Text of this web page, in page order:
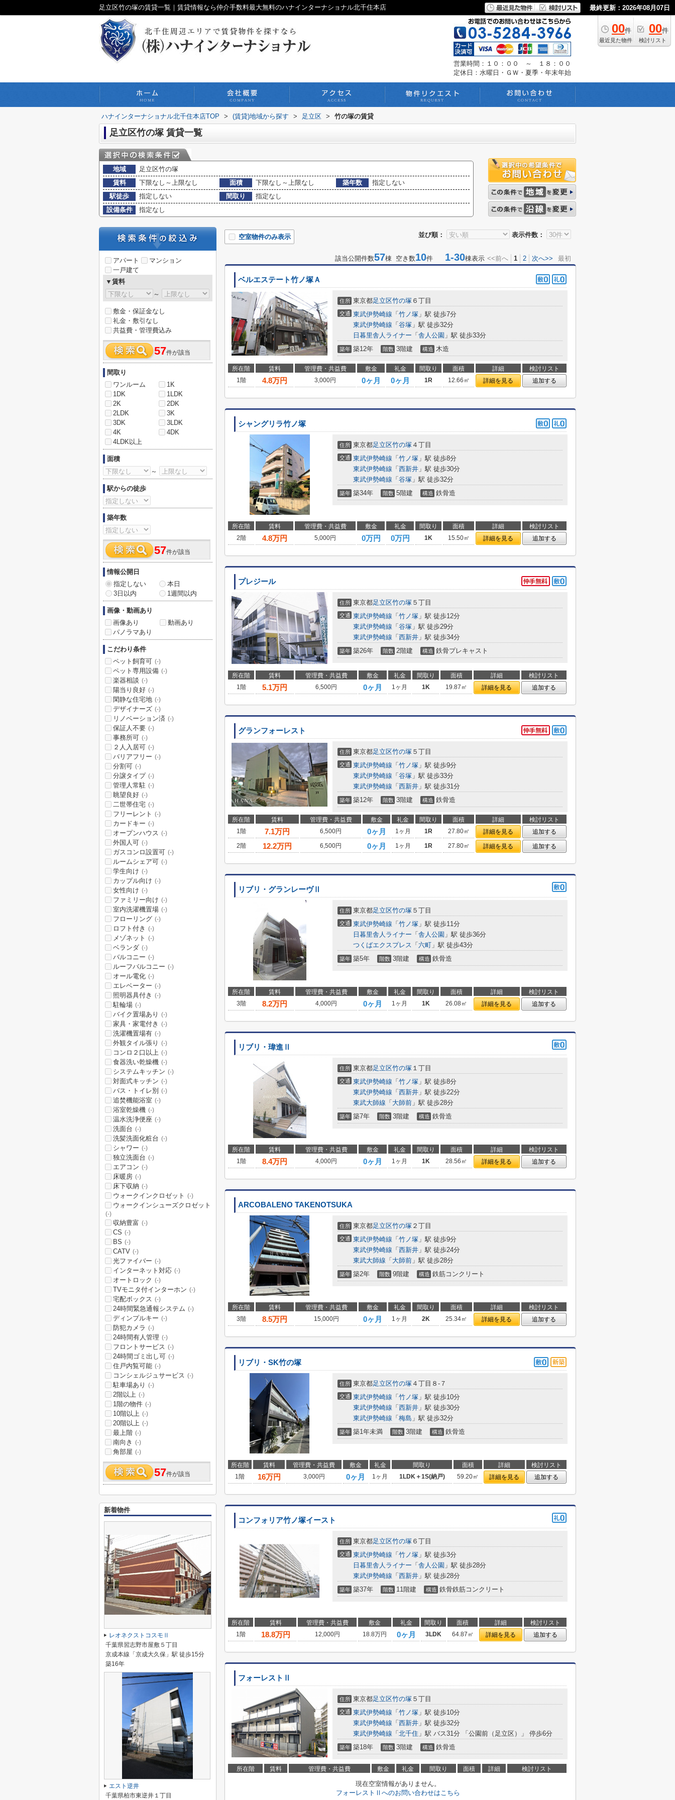
足立区竹の塚の賃貸一覧｜賃貸情報なら仲介手数料最大無料のハナインターナショナル北千住本店 最終更新：2026年08月07日
00件
最近見た物件
00件
検討リスト
営業時間：１０：００ ～ １８：００
定休日：水曜日・ＧＷ・夏季・年末年始
ハナインターナショナル北千住本店TOP > (賃貸)地域から探す > 足立区 > 竹の塚の賃貸
足立区竹の塚 賃貸一覧
地域
足立区竹の塚
賃料
下限なし～上限なし 面積 下限なし～上限なし 築年数
指定しない
駅徒歩
指定しない 間取り
指定なし
設備条件
指定なし
並び順： 表示件数：
空室物件のみ表示
該当公開件数57棟 空き数10件 1-30棟表示 <<前へ 1 2 次へ>> 最初
ベルエステート竹ノ塚Ａ
住所 東京都足立区竹の塚 ６丁目
交通 東武伊勢崎線 「 竹ノ塚 」駅 徒歩7分
東武伊勢崎線 「 谷塚 」駅 徒歩32分
日暮里舎人ライナー 「 舎人公園 」駅 徒歩33分
築年 築12年 階数 3階建 構造 木造
所在階 賃料 管理費・共益費 敷金 礼金 間取り 面積 詳細
検討リスト
1階
4.8万円 3,000円 0ヶ月 0ヶ月 1R 12.66㎡ 詳細を見る 追加する
シャングリラ竹ノ塚
住所 東京都足立区竹の塚 ４丁目
交通 東武伊勢崎線 「 竹ノ塚 」駅 徒歩8分
東武伊勢崎線 「 西新井 」駅 徒歩30分
東武伊勢崎線 「 谷塚 」駅 徒歩32分
築年 築34年 階数 5階建 構造 鉄骨造
所在階 賃料 管理費・共益費 敷金 礼金 間取り 面積 詳細
検討リスト
2階
4.8万円 5,000円 0万円 0万円 1K 15.50㎡ 詳細を見る 追加する
プレジール
住所 東京都足立区竹の塚 ５丁目
交通 東武伊勢崎線 「 竹ノ塚 」駅 徒歩12分
東武伊勢崎線 「 谷塚 」駅 徒歩29分
東武伊勢崎線 「 西新井 」駅 徒歩34分
築年 築26年 階数 2階建 構造 鉄骨プレキャスト
所在階 賃料 管理費・共益費 敷金 礼金 間取り 面積 詳細
検討リスト
1階
5.1万円 6,500円 0ヶ月 1ヶ月 1K 19.87㎡ 詳細を見る 追加する
グランフォーレスト
住所 東京都足立区竹の塚 ５丁目
交通 東武伊勢崎線 「 竹ノ塚 」駅 徒歩9分
東武伊勢崎線 「 谷塚 」駅 徒歩33分
東武伊勢崎線 「 西新井 」駅 徒歩31分
築年 築12年 階数 3階建 構造 鉄骨造
所在階 賃料 管理費・共益費 敷金 礼金 間取り 面積 詳細
検討リスト
1階
7.1万円 6,500円 0ヶ月 1ヶ月 1R 27.80㎡ 詳細を見る
追加する
2階
12.2万円 6,500円 0ヶ月 1ヶ月 1R 27.80㎡ 詳細を見る 追加する
リブリ・グランレーヴⅡ
住所 東京都足立区竹の塚 ５丁目
交通 東武伊勢崎線 「 竹ノ塚 」駅 徒歩11分
日暮里舎人ライナー 「 舎人公園 」駅 徒歩36分
つくばエクスプレス 「 六町 」駅 徒歩43分
築年 築5年 階数 3階建 構造 鉄骨造
所在階 賃料 管理費・共益費 敷金 礼金 間取り 面積 詳細
検討リスト
3階
8.2万円 4,000円 0ヶ月 1ヶ月 1K 26.08㎡ 詳細を見る 追加する
リブリ・瑋進Ⅱ
住所 東京都足立区竹の塚 １丁目
交通 東武伊勢崎線 「 竹ノ塚 」駅 徒歩8分
東武伊勢崎線 「 西新井 」駅 徒歩22分
東武大師線 「 大師前 」駅 徒歩28分
築年 築7年 階数 3階建 構造 鉄骨造
所在階 賃料 管理費・共益費 敷金 礼金 間取り 面積 詳細
検討リスト
1階
8.4万円 4,000円 0ヶ月 1ヶ月 1K 28.56㎡ 詳細を見る 追加する
ARCOBALENO TAKENOTSUKA
住所 東京都足立区竹の塚 ２丁目
交通 東武伊勢崎線 「 竹ノ塚 」駅 徒歩9分
東武伊勢崎線 「 西新井 」駅 徒歩24分
東武大師線 「 大師前 」駅 徒歩28分
築年 築2年 階数 9階建 構造 鉄筋コンクリート
所在階 賃料 管理費・共益費 敷金 礼金 間取り 面積 詳細
検討リスト
3階
8.5万円 15,000円 0ヶ月 1ヶ月 2K 25.34㎡ 詳細を見る 追加する
リブリ・SK竹の塚
住所 東京都足立区竹の塚 ４丁目８-７
交通 東武伊勢崎線 「 竹ノ塚 」駅 徒歩10分
東武伊勢崎線 「 西新井 」駅 徒歩30分
東武伊勢崎線 「 梅島 」駅 徒歩32分
築年 築1年未満 階数 3階建 構造 鉄骨造
所在階 賃料 管理費・共益費 敷金 礼金 間取り 面積 詳細
検討リスト
1階
16万円 3,000円 0ヶ月 1ヶ月 1LDK＋1S(納戸) 59.20㎡ 詳細を見る 追加する
コンフォリア竹ノ塚イースト
住所 東京都足立区竹の塚 ６丁目
交通 東武伊勢崎線 「 竹ノ塚 」駅 徒歩3分
日暮里舎人ライナー 「 舎人公園 」駅 徒歩28分
東武伊勢崎線 「 西新井 」駅 徒歩28分
築年 築37年 階数 11階建 構造 鉄骨鉄筋コンクリート
所在階 賃料 管理費・共益費 敷金 礼金 間取り 面積 詳細
検討リスト
1階
18.8万円 12,000円 18.8万円 0ヶ月 3LDK 64.87㎡ 詳細を見る 追加する
フォーレストⅡ
住所 東京都足立区竹の塚 ５丁目
交通 東武伊勢崎線 「 竹ノ塚 」駅 徒歩10分
東武伊勢崎線 「 西新井 」駅 徒歩32分
東武伊勢崎線 「 北千住 」駅 バス31分 「公園前（足立区）」 停歩6分
築年 築18年 階数 3階建 構造 鉄骨造
所在階 賃料 管理費・共益費 敷金 礼金 間取り 面積 詳細 検討リスト
現在空室情報がありません。
フォーレストⅡへのお問い合わせはこちら
アパート
マンション
一戸建て
▼賃料
～
敷金・保証金なし
礼金・敷引なし
共益費・管理費込み
57件が該当
間取り
ワンルーム
1K
1DK
1LDK
2K
2DK
2LDK
3K
3DK
3LDK
4K
4DK
4LDK以上
面積
～
駅からの徒歩
築年数
57件が該当
情報公開日
指定しない
本日
3日以内
1週間以内
画像・動画あり
画像あり
動画あり
パノラマあり
こだわり条件
ペット飼育可 (-)
ペット専用設備 (-)
楽器相談 (-)
陽当り良好 (-)
閑静な住宅地 (-)
デザイナーズ (-)
リノベーション済 (-)
保証人不要 (-)
事務所可 (-)
２人入居可 (-)
バリアフリー (-)
分割可 (-)
分譲タイプ (-)
管理人常駐 (-)
眺望良好 (-)
二世帯住宅 (-)
フリーレント (-)
カードキー (-)
オープンハウス (-)
外国人可 (-)
ガスコンロ設置可 (-)
ルームシェア可 (-)
学生向け (-)
カップル向け (-)
女性向け (-)
ファミリー向け (-)
室内洗濯機置場 (-)
フローリング (-)
ロフト付き (-)
メゾネット (-)
ベランダ (-)
バルコニー (-)
ルーフバルコニー (-)
オール電化 (-)
エレベーター (-)
照明器具付き (-)
駐輪場 (-)
バイク置場あり (-)
家具・家電付き (-)
洗濯機置場有 (-)
外観タイル張り (-)
コンロ２口以上 (-)
食器洗い乾燥機 (-)
システムキッチン (-)
対面式キッチン (-)
バス・トイレ別 (-)
追焚機能浴室 (-)
浴室乾燥機 (-)
温水洗浄便座 (-)
洗面台 (-)
洗髪洗面化粧台 (-)
シャワー (-)
独立洗面台 (-)
エアコン (-)
床暖房 (-)
床下収納 (-)
ウォークインクロゼット (-)
ウォークインシューズクロゼット
(-)
収納豊富 (-)
CS (-)
BS (-)
CATV (-)
光ファイバー (-)
インターネット対応 (-)
オートロック (-)
TVモニタ付インターホン (-)
宅配ボックス (-)
24時間緊急通報システム (-)
ディンプルキー (-)
防犯カメラ (-)
24時間有人管理 (-)
フロントサービス (-)
24時間ゴミ出し可 (-)
住戸内覧可能 (-)
コンシェルジュサービス (-)
駐車場あり (-)
2階以上 (-)
1階の物件 (-)
10階以上 (-)
20階以上 (-)
最上階 (-)
南向き (-)
角部屋 (-)
57件が該当
新着物件
レオネクストコスモⅡ
千葉県習志野市屋敷５丁目
京成本線「京成大久保」駅 徒歩15分
築16年
エスト逆井
千葉県柏市東逆井１丁目